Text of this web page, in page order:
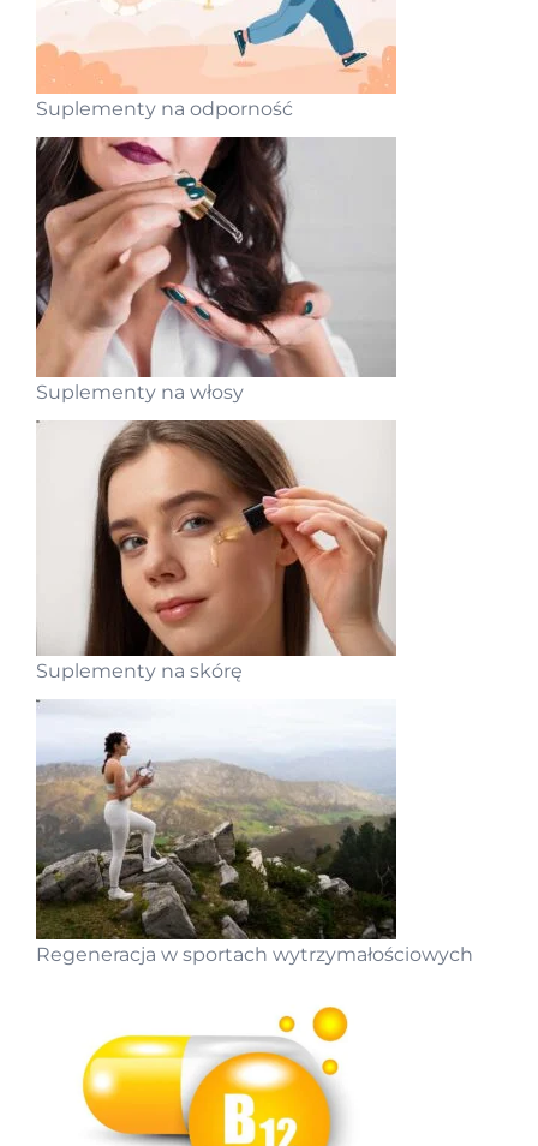
Suplementy na odporność
Suplementy na włosy
Suplementy na skórę
Regeneracja w sportach wytrzymałościowych